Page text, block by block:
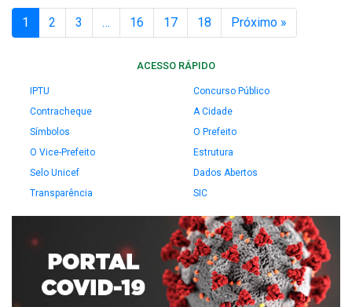
1 2 3 … 16 17 18 Próximo »
ACESSO RÁPIDO
IPTU
Concurso Público
Contracheque
A Cidade
Símbolos
O Prefeito
O Vice-Prefeito
Estrutura
Selo Unicef
Dados Abertos
Transparência
SIC